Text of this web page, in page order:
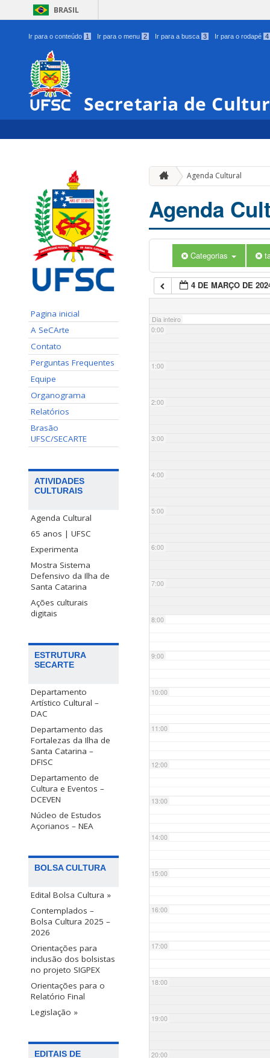
BRASIL
Ir para o conteúdo 1 Ir para o menu 2 Ir para a busca 3 Ir para o rodapé 4
Secretaria de
Pagina inicial
A SeCArte
Contato
Perguntas Frequentes
Equipe
Organograma
Relatórios
Brasão
UFSC/SECARTE
ATIVIDADES
CULTURAIS
Agenda Cultural
65 anos | UFSC
Experimenta
Mostra Sistema
Defensivo da Ilha de
Santa Catarina
Ações culturais
digitais
ESTRUTURA
SECARTE
Departamento
Artístico Cultural –
DAC
Departamento das
Fortalezas da Ilha de
Santa Catarina –
DFISC
Departamento de
Cultura e Eventos –
DCEVEN
Núcleo de Estudos
Açorianos – NEA
BOLSA CULTURA
Edital Bolsa Cultura »
Contemplados –
Bolsa Cultura 2025 –
2026
Orientações para
inclusão dos bolsistas
no projeto SIGPEX
Orientações para o
Relatório Final
Legislação »
EDITAIS DE
Agenda Cultural
Agenda
Categorias
4 DE MARÇO DE
Dia inteiro
0:00
1:00
2:00
3:00
4:00
5:00
6:00
7:00
8:00
9:00
10:00
11:00
12:00
13:00
14:00
15:00
16:00
17:00
18:00
19:00
20:00